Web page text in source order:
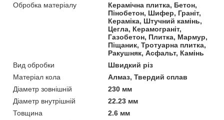
Обробка матеріалу
Керамічна плитка, Бетон,
Пінобетон, Шифер, Граніт,
Кераміка, Штучний камінь,
Цегла, Керамограніт,
Газобетон, Плитка, Мармур,
Піщаник, Тротуарна плитка,
Ракушняк, Асфальт, Камінь
Вид обробки
Швидкий різ
Матеріал кола
Алмаз, Твердий сплав
Діаметр зовнішній
230 мм
Діаметр внутрішній
22.23 мм
Товщина
2.6 мм